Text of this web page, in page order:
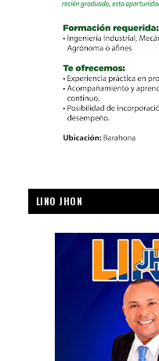
LINO JHON